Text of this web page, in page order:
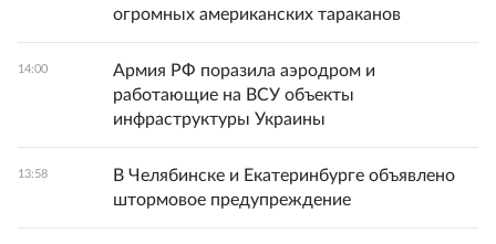
огромных американских тараканов
14:00
Армия РФ поразила аэродром и
работающие на ВСУ объекты
инфраструктуры Украины
13:58
В Челябинске и Екатеринбурге объявлено
штормовое предупреждение